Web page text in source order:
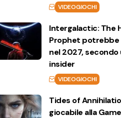
VIDEOGIOCHI
Intergalactic: The
Prophet potrebbe
nel 2027,
insider
VIDEOGIOCHI
Tides of
giocabile alla